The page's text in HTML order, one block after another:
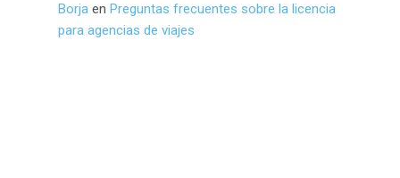
Borja en Preguntas frecuentes sobre la licencia
para agencias de viajes